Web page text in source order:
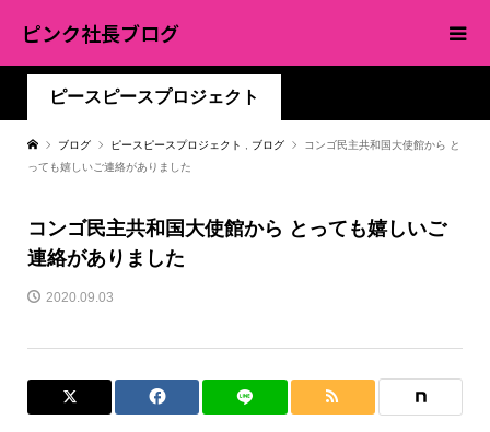
ピンク社長ブログ
ピースピースプロジェクト
ブログ ピースピースプロジェクト ブログ
コンゴ民主共和国大使館から と
っても嬉しいご連絡がありました
コンゴ民主共和国大使館から とっても嬉しいご
連絡がありました
2020.09.03